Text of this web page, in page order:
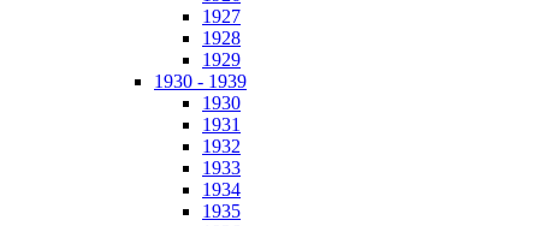
1927
1928
1929
1930 - 1939
1930
1931
1932
1933
1934
1935